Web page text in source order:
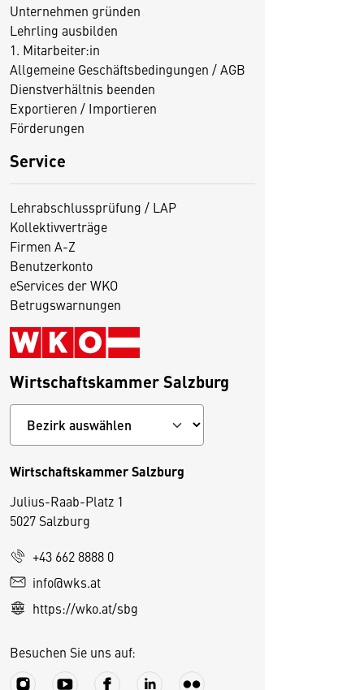
Unternehmen gründen
Lehrling ausbilden
1. Mitarbeiter:in
Allgemeine Geschäftsbedingungen / AGB
Dienstverhältnis beenden
Exportieren / Importieren
Förderungen
Service
Lehrabschlussprüfung / LAP
Kollektivverträge
Firmen A-Z
Benutzerkonto
eServices der WKO
Betrugswarnungen
Wirtschaftskammer Salzburg
Wirtschaftskammer Salzburg
Julius-Raab-Platz 1
5027 Salzburg
+43 662 8888 0
info@wks.at
https://wko.at/sbg
Besuchen Sie uns auf:
D
i
e
e
S